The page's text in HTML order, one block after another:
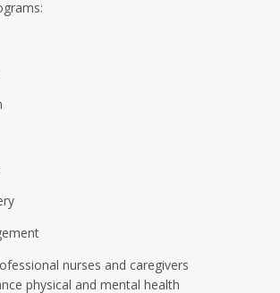
nurses and caregivers
physical and mental health